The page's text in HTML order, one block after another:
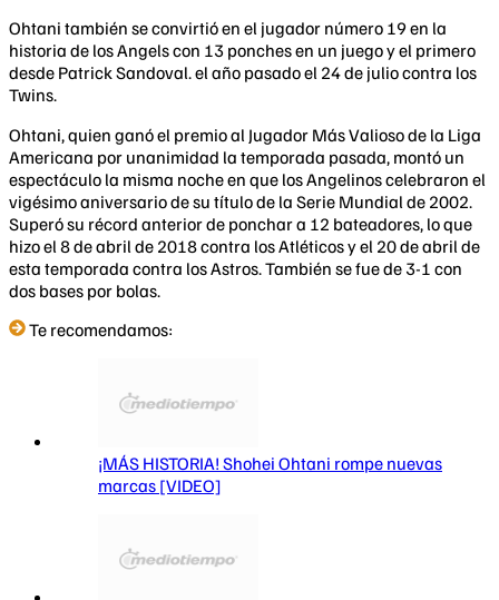
Ohtani también se convirtió en el jugador número 19 en la
historia de los Angels con 13 ponches en un juego y el primero
desde Patrick Sandoval. el año pasado el 24 de julio contra los
Twins.
Ohtani, quien ganó el premio al Jugador Más Valioso de la Liga
Americana por unanimidad la temporada pasada, montó un
espectáculo la misma noche en que los Angelinos celebraron el
vigésimo aniversario de su título de la Serie Mundial de 2002.
Superó su récord anterior de ponchar a 12 bateadores, lo que
hizo el 8 de abril de 2018 contra los Atléticos y el 20 de abril de
esta temporada contra los Astros. También se fue de 3-1 con
dos bases por bolas.
Te recomendamos:
¡MÁS HISTORIA! Shohei Ohtani rompe nuevas
marcas [VIDEO]